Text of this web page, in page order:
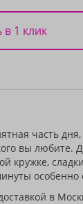
в 1 клик
часть дня,
вы любите.
кружке,
особенно
в